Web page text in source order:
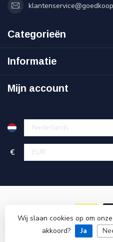
Categorieën
Informatie
Mijn account
€
© Copyright 2026
Wij slaan cookies op om
akkoord?
Ja